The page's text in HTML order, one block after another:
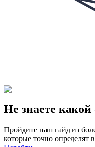
Не знаете
Пройдите наш гайд из
которые точно определят